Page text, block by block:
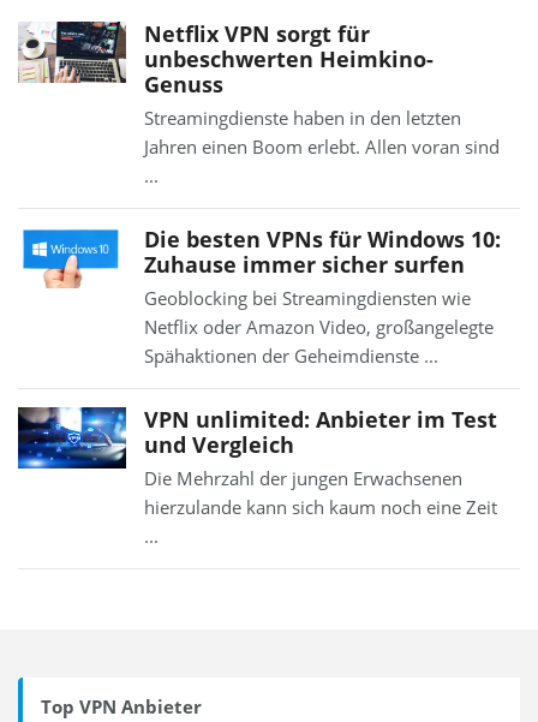
Netflix VPN sorgt für
unbeschwerten Heimkino-
Genuss
Streamingdienste haben in den letzten
Jahren einen Boom erlebt. Allen voran sind
...
Die besten VPNs für Windows 10:
Zuhause immer sicher surfen
Geoblocking bei Streamingdiensten wie
Netflix oder Amazon Video, großangelegte
Spähaktionen der Geheimdienste ...
VPN unlimited: Anbieter im Test
und Vergleich
Die Mehrzahl der jungen Erwachsenen
hierzulande kann sich kaum noch eine Zeit
...
Top VPN Anbieter